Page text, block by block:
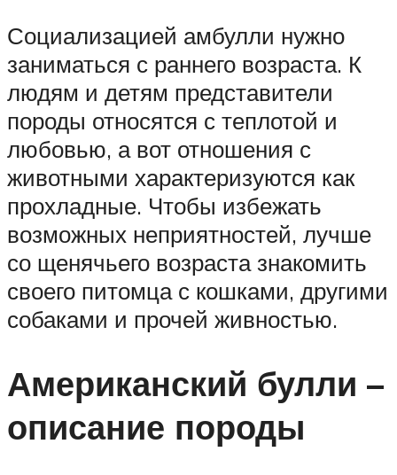
Социализацией амбулли нужно
заниматься с раннего возраста. К
людям и детям представители
породы относятся с теплотой и
любовью, а вот отношения с
животными характеризуются как
прохладные. Чтобы избежать
возможных неприятностей, лучше
со щенячьего возраста знакомить
своего питомца с кошками, другими
собаками и прочей живностью.
Американский булли –
описание породы